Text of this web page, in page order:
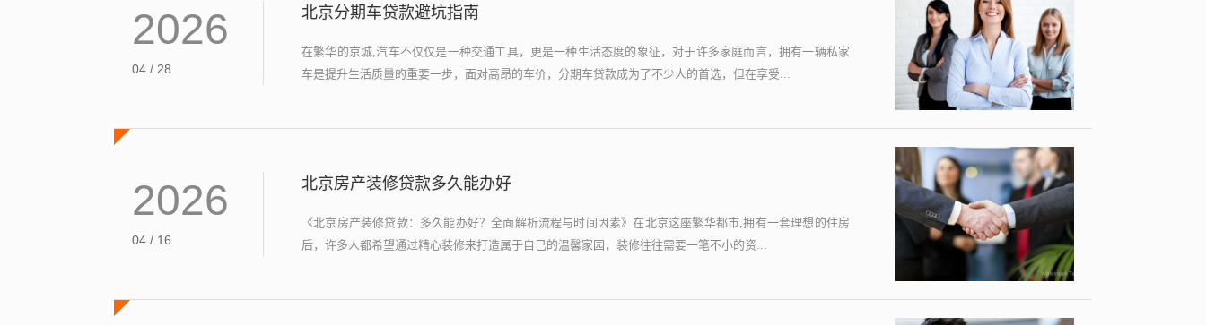
2026
04 / 28
北京分期车贷款避坑指南
在繁华的京城,汽车不仅仅是一种交通工具，更是一种生活态度的象征，对于许多家庭而言，拥有一辆私家
车是提升生活质量的重要一步，面对高昂的车价，分期车贷款成为了不少人的首选，但在享受...
2026
04 / 16
北京房产装修贷款多久能办好
《北京房产装修贷款：多久能办好？全面解析流程与时间因素》在北京这座繁华都市,拥有一套理想的住房
后，许多人都希望通过精心装修来打造属于自己的温馨家园，装修往往需要一笔不小的资...